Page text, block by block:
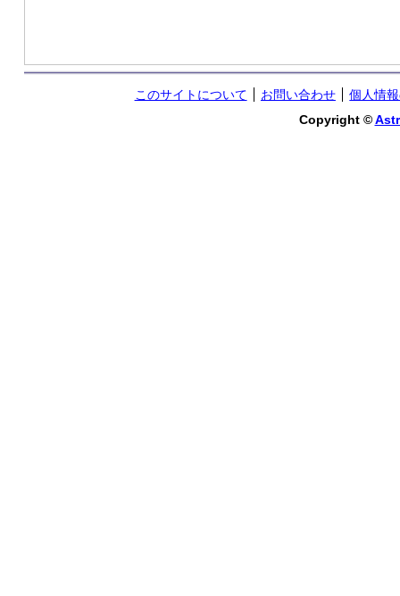
このサイトについて お問い合わせ
個人情
Copyright ©